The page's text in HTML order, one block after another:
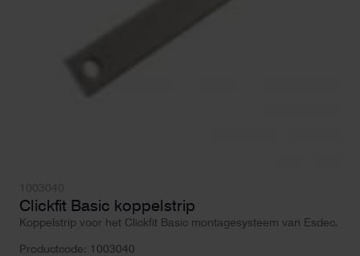
Clickfit Basic koppelstrip
Koppelstrip voor het Clickfit Basic montagesysteem van Esdec.
Productcode: 1003040